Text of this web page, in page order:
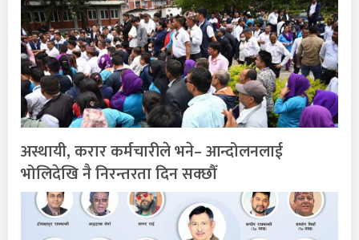
अस्थायी, करार कर्मचारीले भने– आन्दोलनलाई
भोलिदेखि नै निरन्तरता दिन सक्छौँ